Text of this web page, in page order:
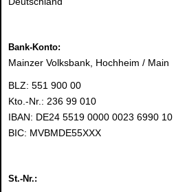
Bank-Konto:
Mainzer Volksbank, Hochheim / Main
BLZ: 551 900 00
Kto.-Nr.: 236 99 010
IBAN: DE24 5519 0000 0023 6990 10
BIC: MVBMDE55XXX
St.-Nr.: